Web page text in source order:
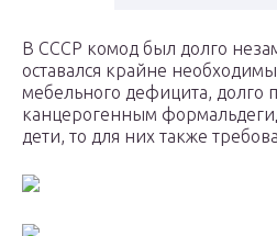
В СССР комод был долго
оставался крайне
мебельного дефицита, долго
канцерогенным
дети, то для них также